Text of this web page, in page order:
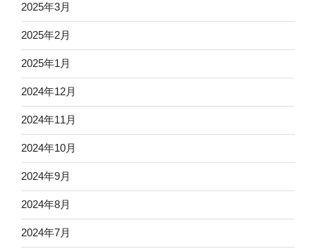
2025年3月
2025年2月
2025年1月
2024年12月
2024年11月
2024年10月
2024年9月
2024年8月
2024年7月